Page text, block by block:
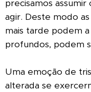
precisamos
agir. Deste modo
mais tarde podem
profundos, podem
Uma emoção de
alterada se